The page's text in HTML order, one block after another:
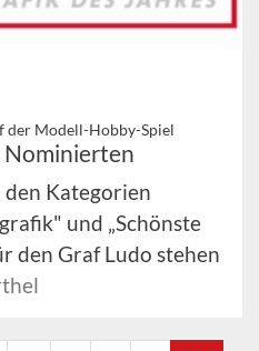
der Modell-Hobby-Spiel
Nominierten
Kategorien
und „Schönste
den Graf Ludo stehen